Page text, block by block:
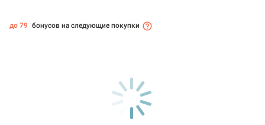
до 79 бонусов на следующие покупки